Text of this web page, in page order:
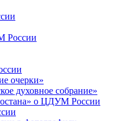
России
очерки»
духовное собрание»
о ЦДУМ России